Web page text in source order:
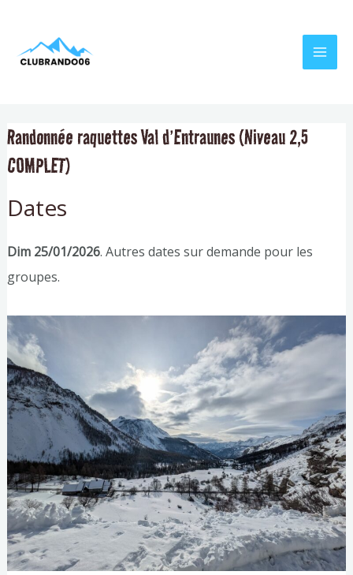
contenu
Randonnée raquettes Val d’Entraunes (Niveau 2,5
COMPLET)
Dates
Dim 25/01/2026. Autres dates sur demande pour les
groupes.
de
l’article